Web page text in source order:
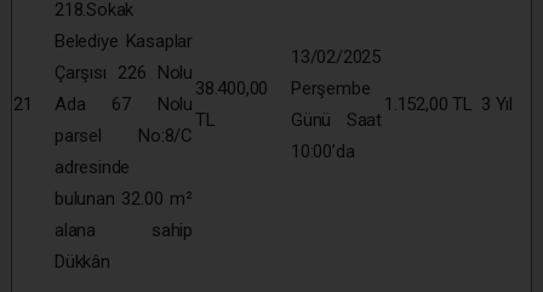
21
218.Sokak
Belediye Kasaplar
Çarşısı 226 Nolu
Ada 67 Nolu
parsel No:8/C
adresinde
bulunan 32.00 m²
alana sahip
Dükkân
38.400,00
TL
13/02/2025
Perşembe
Günü Saat
10:00’da
1.152,00 TL 3 Yıl